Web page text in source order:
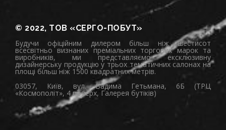
© 2022, ТОВ «СЕРГО-ПОБУТ»
Будучи офіційним дилером більш ніж шестисот
всесвітньо визнаних преміальних торгових марок та
виробників, ми представляємо ексклюзивну
дизайнерську продукцію у трьох тематичних салонах на
площі більш ніж 1500 квадратних метрів.
03057, Київ, вул. Вадима Гетьмана, 6Б (ТРЦ
«Космополіт», 4 поверх, Галерея бутіків)